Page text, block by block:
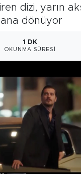
dizi, yarın
dönüyor
1 DK
OKUNMA SÜRESI